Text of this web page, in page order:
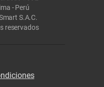
- Perú
S.A.C.
reservados